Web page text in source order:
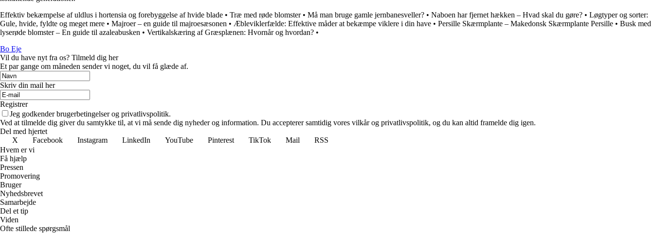
Effektiv bekæmpelse af uldlus i hortensia og forebyggelse af hvide blade • Træ med røde blomster• Må man bruge gamle jernbanesveller? • Naboen har fjernet hækken – Hvad skal du gøre? • Løgtyper og sorter:
Gule, hvide, fyldte og meget mere • Majroer – en guide til majroesæsonen • Æbleviklerfælde: Effektive måder at bekæmpe viklere i din have • Persille Skærmplante – Makedonsk Skærmplante Persille • Busk med
lyserøde blomster – En guide til azaleabusken • Vertikalskæring af Græsplænen: Hvornår og hvordan? •
Bo Eje
Vil du have nyt fra os? Tilmeld dig her
Et par gange om måneden sender vi noget, du vil få glæde af.
Skriv din mail her
Registrer
Jeg godkender brugerbetingelser og privatlivspolitik.
Ved at tilmelde dig giver du samtykke til, at vi må sende dig nyheder og information. Du accepterer samtidig vores vilkår og privatlivspolitik, og du kan altid framelde dig igen.
Del med hjertet
X
Facebook Instagram LinkedIn YouTube Pinterest TikTok Mail
RSS
Hvem er vi
Få hjælp
Pressen
Promovering
Bruger
Nyhedsbrevet
Samarbejde
Del et tip
Viden
Ofte stillede spørgsmål